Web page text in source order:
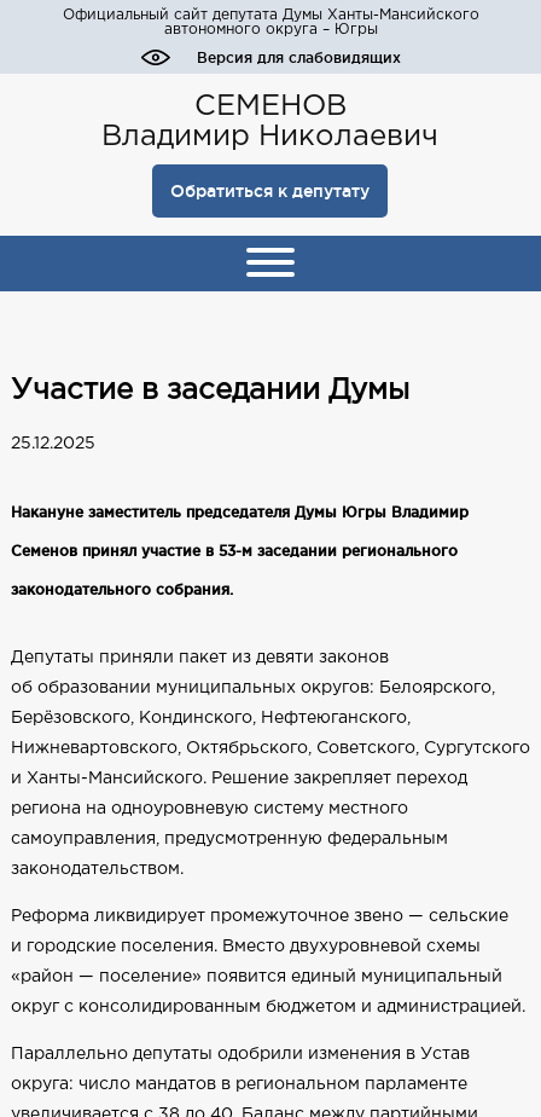
Официальный сайт депутата Думы Ханты-Мансийского
автономного округа – Югры
Версия для слабовидящих
СЕМЕНОВ
Владимир Николаевич
Обратиться к депутату
Участие в заседании Думы
25.12.2025
Накануне заместитель председателя Думы Югры Владимир
Семенов принял участие в 53-м заседании регионального
законодательного собрания.
Депутаты приняли пакет из девяти законов
об образовании муниципальных округов: Белоярского,
Берёзовского, Кондинского, Нефтеюганского,
Нижневартовского, Октябрьского, Советского, Сургутского
и Ханты-Мансийского. Решение закрепляет переход
региона на одноуровневую систему местного
самоуправления, предусмотренную федеральным
законодательством.
Реформа ликвидирует промежуточное звено — сельские
и городские поселения. Вместо двухуровневой схемы
«район — поселение» появится единый муниципальный
округ с консолидированным бюджетом и администрацией.
Параллельно депутаты одобрили изменения в Устав
округа: число мандатов в региональном парламенте